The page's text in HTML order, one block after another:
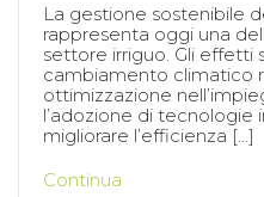
La gestione sostenibile
rappresenta oggi una
settore irriguo. Gli effetti
cambiamento climatico
ottimizzazione
l’adozione di tecnologie
migliorare l’efficienza […]
Continua